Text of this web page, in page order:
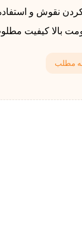
نقوش و
بالا کیفیت
مطلب